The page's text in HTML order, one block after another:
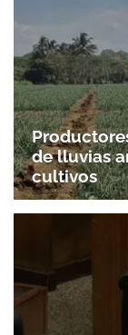
de lluvias
cultivos